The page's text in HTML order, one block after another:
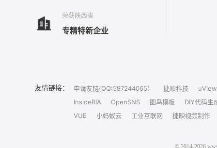
荣获陕西省
专精特新企业
友情链接： 申请友链(QQ:597244065） 捷顺科技
uView
InsideRIA
OpenSNS 图鸟模板
DIY代码生
VUE
小蚂蚁云 工业互联网 捷映视频制作
© 2014-2026